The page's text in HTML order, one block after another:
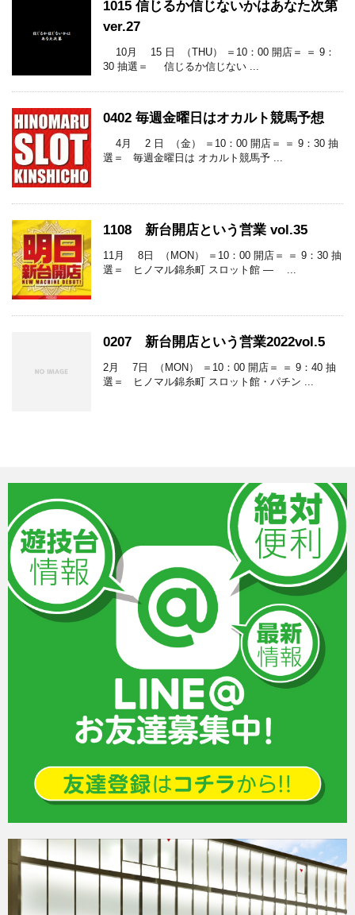
1015 信じるか信じないかはあなた次第
ver.27
10月 15 日 （THU） ＝10：00 開店＝ ＝ 9：
30 抽選＝ 信じるか信じない ...
0402 毎週金曜日はオカルト競馬予想
4月 2 日 （金） ＝10：00 開店＝ ＝ 9：30 抽
選＝ 毎週金曜日は オカルト競馬予 ...
1108 新台開店という営業 vol.35
11月 8日 （MON） ＝10：00 開店＝ ＝ 9：30 抽
選＝ ヒノマル錦糸町 スロット館 ― ...
0207 新台開店という営業2022vol.5
2月 7日 （MON） ＝10：00 開店＝ ＝ 9：40 抽
選＝ ヒノマル錦糸町 スロット館・パチン ...